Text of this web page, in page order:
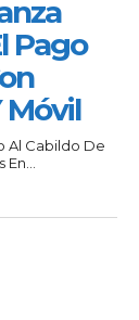
Pago
Móvil
Al Cabildo De